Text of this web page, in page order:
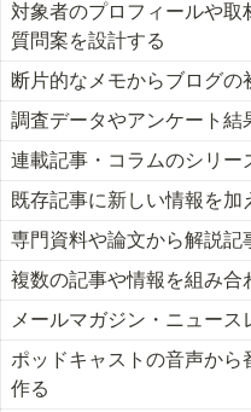
対象者のプロフィールや
質問案を設計する
断片的なメモからブログの
調査データやアンケート結
連載記事・コラムのシリー
既存記事に新しい情報を加
専門資料や論文から解説記
複数の記事や情報を組み合
メールマガジン・ニュース
ポッドキャストの音声か
作る